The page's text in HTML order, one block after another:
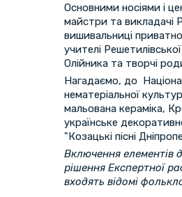
Основними носіями і
майстри та викладачі
вишивальниці
учителі
Олійника та творчі
Нагадаємо, до
нематеріальної
мальована кераміка,
українське
"Козацькі пісні
Включення елементів
рішення Експертної
входять відомі